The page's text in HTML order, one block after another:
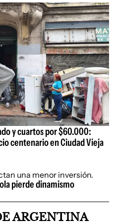
y cuartos por $60.000:
centenario en Ciudad Vieja
pierde dinamismo
ARGENTINA